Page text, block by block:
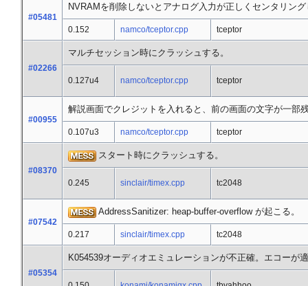
#05481
NVRAMを削除しないとアナログ入力が正しくセンタリン
0.152 namco/tceptor.cpp tceptor
#02266
マルチセッション時にクラッシュする。
0.127u4 namco/tceptor.cpp tceptor
#00955
解説画面でクレジットを入れると、前の画面の文字が一部
0.107u3 namco/tceptor.cpp tceptor
#08370
スタート時にクラッシュする。
0.245 sinclair/timex.cpp tc2048
#07542
AddressSanitizer: heap-buffer-overflow が起こる。
0.217 sinclair/timex.cpp tc2048
#05354
K054539オーディオエミュレーションが不正確。エコーが